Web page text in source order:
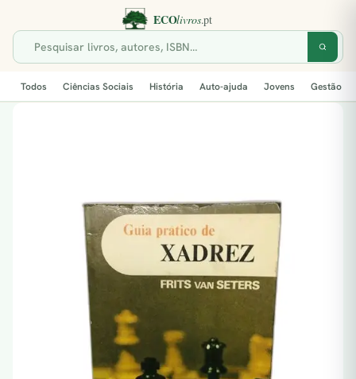
Todos Ciências Sociais História Auto-ajuda Jovens Gestão